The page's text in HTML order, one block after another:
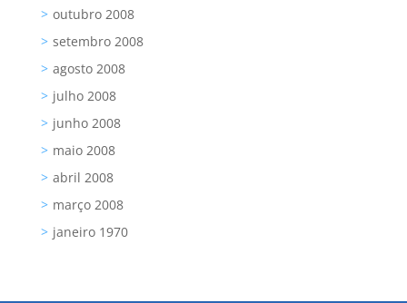
outubro 2008
setembro 2008
agosto 2008
julho 2008
junho 2008
maio 2008
abril 2008
março 2008
janeiro 1970